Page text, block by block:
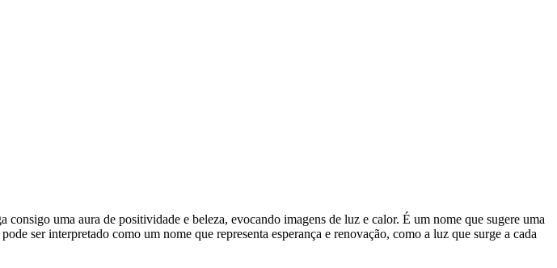
uma aura de positividade e beleza, evocando imagens de luz e calor. É um nome que sugere uma
ser interpretado como um nome que representa esperança e renovação, como a luz que surge a cada